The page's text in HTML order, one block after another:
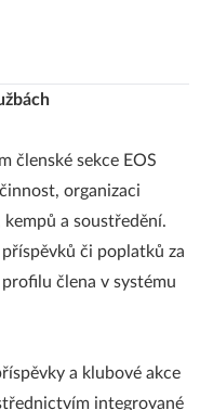
členské sekce EOS
organizaci
a soustředění.
či poplatků za
člena v systému
a klubové akce
integrované